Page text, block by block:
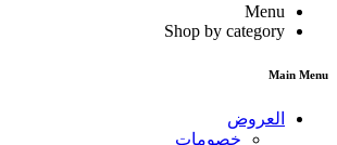
Menu
Shop by category
Main Menu
العروض
خصومات